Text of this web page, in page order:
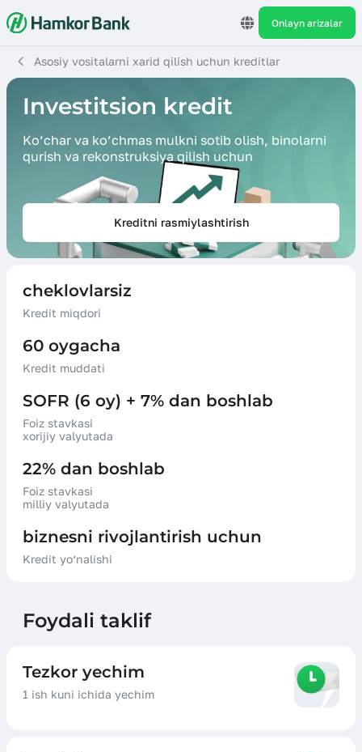
Onlayn arizalar
Asosiy vositalarni xarid qilish uchun kreditlar
Investitsion kredit
Ko’char va ko’chmas mulkni sotib olish, binolarni
qurish va rekonstruksiya qilish uchun
Kreditni rasmiylashtirish
cheklovlarsiz
Kredit miqdori
60 oygacha
Kredit muddati
SOFR (6 oy) + 7% dan boshlab
Foiz stavkasi
xorijiy valyutada
22% dan boshlab
Foiz stavkasi
milliy valyutada
biznesni rivojlantirish uchun
Kredit yo‘nalishi
Foydali taklif
Tezkor yechim
1 ish kuni ichida yechim